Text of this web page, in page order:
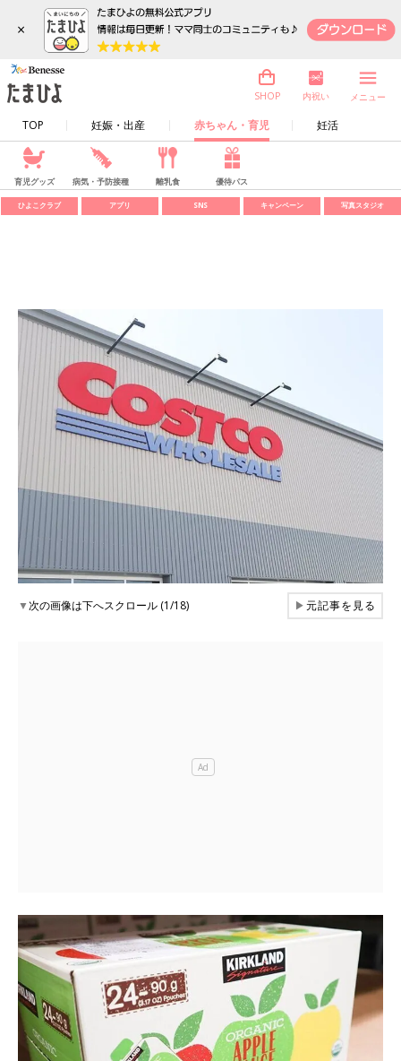
×
TOP 妊娠・出産 赤ちゃん・育児 妊活
SHOP 内祝い メニュー
育児グッズ 病気・予防接種 離乳食 優待パス
ひよこクラブ アプリ SNS キャンペーン 写真スタジオ
▼次の画像は下へスクロール (1/18) ▶元記事を見る